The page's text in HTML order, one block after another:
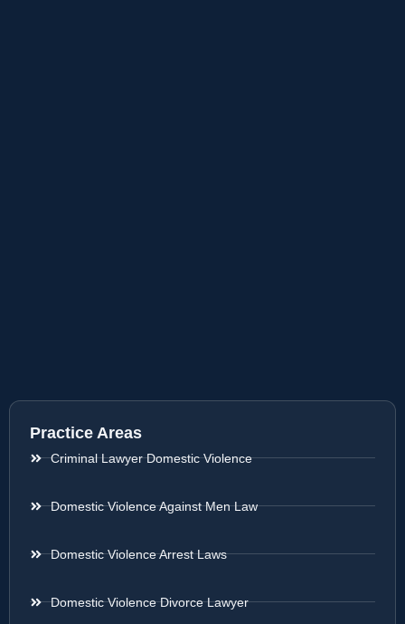
Practice Areas
Criminal Lawyer Domestic Violence
Domestic Violence Against Men Law
Domestic Violence Arrest Laws
Domestic Violence Divorce Lawyer